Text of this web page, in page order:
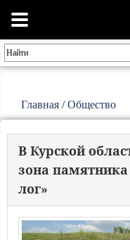
Главная /Общество
В Курской
зона
лог»